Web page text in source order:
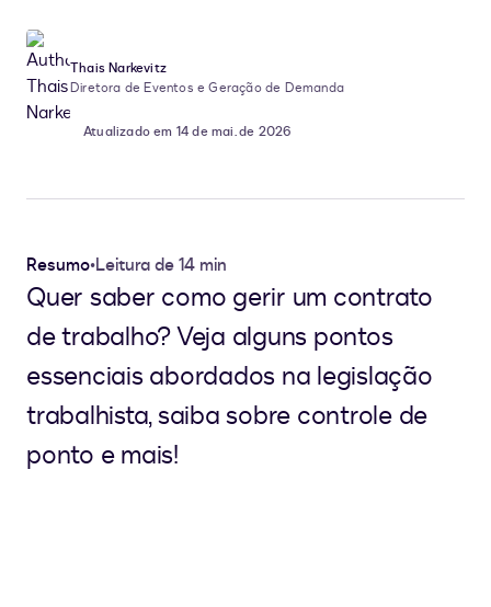
Thais Narkevitz
Diretora de Eventos e Geração de Demanda
Atualizado em 14 de mai. de 2026
Resumo•Leitura de 14 min
Quer saber como gerir um contrato
de trabalho? Veja alguns pontos
essenciais abordados na legislação
trabalhista, saiba sobre controle de
ponto e mais!